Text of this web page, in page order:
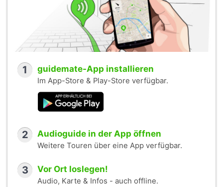
1 guidemate-App installieren
Im App-Store & Play-Store verfügbar.
2 Audioguide in der App öffnen
Weitere Touren über eine App verfügbar.
3 Vor Ort loslegen!
Audio, Karte & Infos - auch offline.